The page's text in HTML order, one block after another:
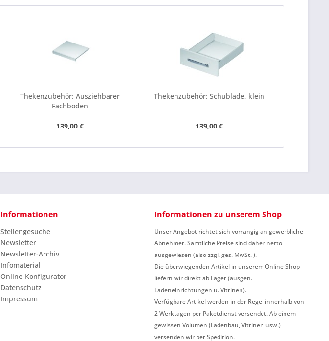
Thekenzubehör: Ausziehbarer
Fachboden
139,00 €
Thekenzubehör: Schublade, klein
139,00 €
Informationen
Stellengesuche
Newsletter
Newsletter-Archiv
Infomaterial
Online-Konfigurator
Datenschutz
Impressum
Informationen zu unserem Shop
Unser Angebot richtet sich vorrangig an gewerbliche
Abnehmer. Sämtliche Preise sind daher netto
ausgewiesen (also zzgl. ges. MwSt. ).
Die überwiegenden Artikel in unserem Online-Shop
liefern wir direkt ab Lager (ausgen.
Ladeneinrichtungen u. Vitrinen).
Verfügbare Artikel werden in der Regel innerhalb von
2 Werktagen per Paketdienst versendet. Ab einem
gewissen Volumen (Ladenbau, Vitrinen usw.)
versenden wir per Spedition.